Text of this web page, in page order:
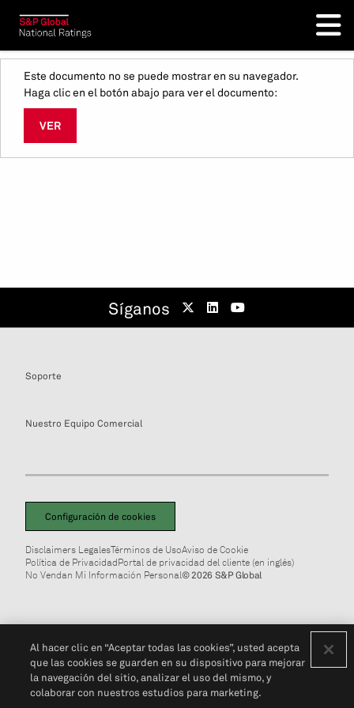
Este documento no se puede mostrar en su navegador.
Haga clic en el botón abajo para ver el documento:
VER
Síganos
Soporte
Nuestro Equipo Comercial
Configuración de cookies
Disclaimers LegalesTérminos de UsoAviso de Cookie
Política de PrivacidadPortal de privacidad del cliente (en inglés)
No Vendan Mi Información Personal© 2026 S&P Global
Al hacer clic en “Aceptar todas las cookies”, usted acepta
que las cookies se guarden en su dispositivo para mejorar
la navegación del sitio, analizar el uso del mismo, y
colaborar con nuestros estudios para marketing.